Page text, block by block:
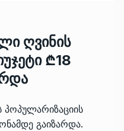
ღვინის
₾18
გაიზარდა.